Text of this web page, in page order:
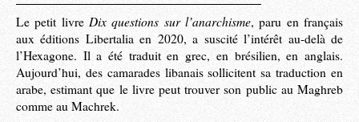
Le petit livre Dix questions sur l’anarchisme, paru en français
aux éditions Libertalia en 2020, a suscité l’intérêt au-delà de
l’Hexagone. Il a été traduit en grec, en brésilien, en anglais.
Aujourd’hui, des camarades libanais sollicitent sa traduction en
arabe, estimant que le livre peut trouver son public au Maghreb
comme au Machrek.